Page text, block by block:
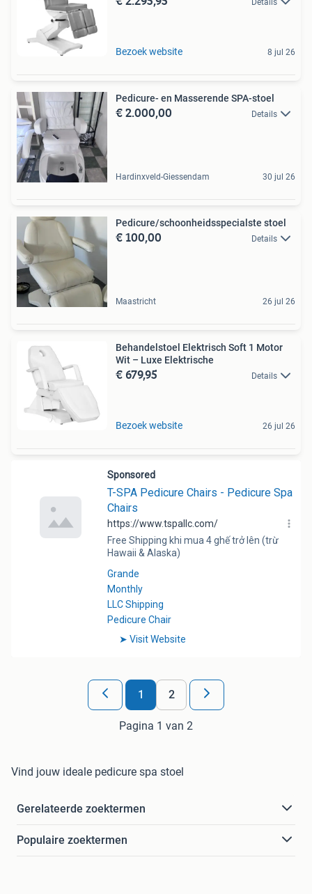
Details
Bezoek website 8 jul 26
Pedicure- en Masserende SPA-stoel
€ 2.000,00 Details
Hardinxveld-Giessendam 30 jul 26
Pedicure/schoonheidsspecialste stoel
€ 100,00 Details
Maastricht 26 jul 26
Behandelstoel Elektrisch Soft 1 Motor
Wit – Luxe Elektrische
€ 679,95 Details
Bezoek website 26 jul 26
1 2
Pagina 1 van 2
Vind jouw ideale pedicure spa stoel
Gerelateerde zoektermen
Populaire zoektermen